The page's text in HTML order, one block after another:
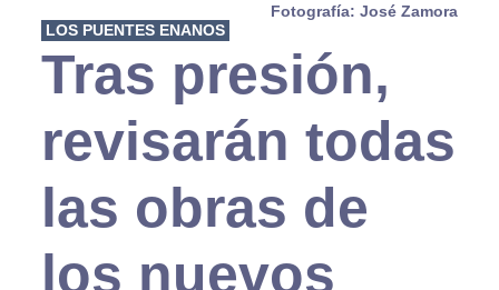
Fotografía: José Zamora
LOS PUENTES ENANOS
Tras presión,
revisarán todas
las obras de
los nuevos